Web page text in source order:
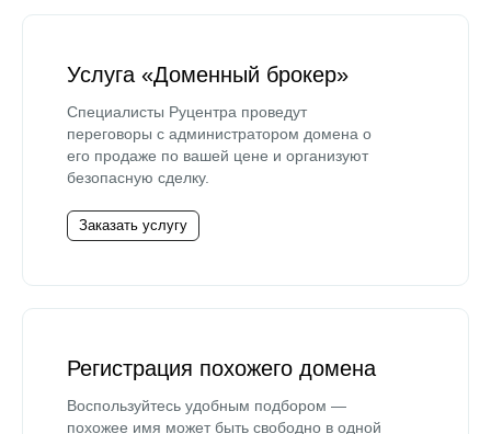
Услуга «Доменный брокер»
Специалисты Руцентра проведут
переговоры с администратором домена о
его продаже по вашей цене и организуют
безопасную сделку.
Заказать услугу
Регистрация похожего домена
Воспользуйтесь удобным подбором —
похожее имя может быть свободно в одной